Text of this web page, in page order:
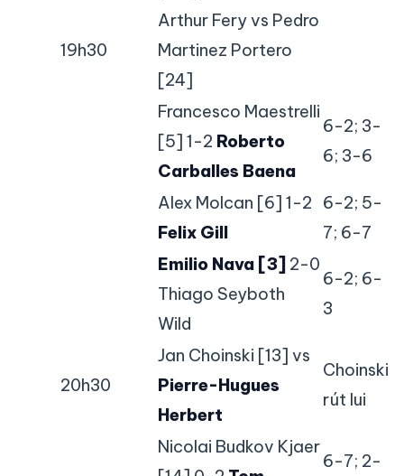
19h30
Arthur Fery vs Pedro
Martinez Portero
[24]
Francesco Maestrelli
[5] 1-2 Roberto
Carballes Baena
6-2; 3-
6; 3-6
Alex Molcan [6] 1-2
Felix Gill
6-2; 5-
7; 6-7
Emilio Nava [3] 2-0
Thiago Seyboth
Wild
6-2; 6-
3
20h30
Jan Choinski [13] vs
Pierre-Hugues
Herbert
Choinski
rút lui
Nicolai Budkov Kjaer
6-7; 2-